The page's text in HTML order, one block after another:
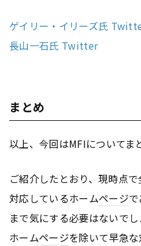
ゲイリー・イリーズ氏
長山一石氏 Twitter
まとめ
以上、今回はMFIについてま
ご紹介したとおり、現時点で
対応しているホームページ
まで気にする必要はないで
ホームページを除いて早急